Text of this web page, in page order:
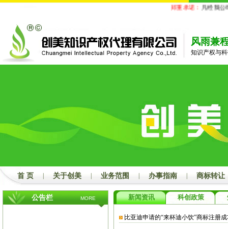
郑重承诺： 凡经我公
风雨兼
知识产权与
首 页 关于创美 业务范围 办事指南 商标转让
公告栏 MORE 新闻资讯 科创政策
比亚迪申请的“来杯迪小饮”商标注册